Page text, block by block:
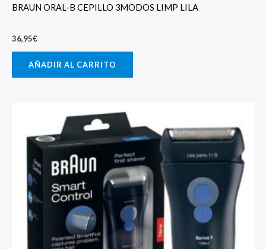
BRAUN ORAL-B CEPILLO 3MODOS LIMP LILA
36,95€
AÑADIR AL CARRITO